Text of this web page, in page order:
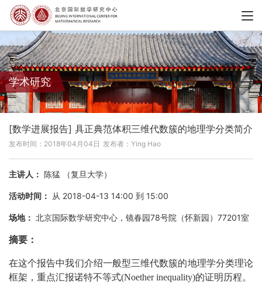
学术研究
[数学进展报告] 具正典范体积三维代数簇的地理学分类简介
发布时间：2018年04月04日 发布者：Ying Hao
主讲人： 陈猛 （复旦大学）
活动时间： 从 2018-04-13 14:00 到 15:00
场地： 北京国际数学研究中心，镜春园78号院（怀新园）77201室
摘要：
在这个报告中我们介绍一般型三维代数簇的地理学分类理论
框架，重点汇报诺特不等式(Noether inequality)的证明历程。